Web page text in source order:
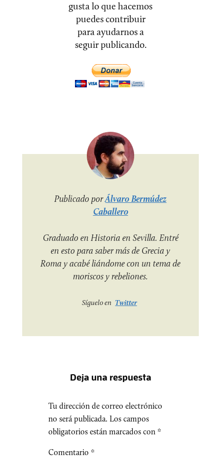
gusta lo que hacemos
puedes contribuir
para ayudarnos a
seguir publicando.
Publicado porÁlvaro Bermúdez
Caballero
Graduado en Historia en Sevilla. Entré
en esto para saber más de Grecia y
Roma y acabé liándome con un tema de
moriscos y rebeliones.
Síguelo en Twitter
Deja una respuesta
Tu dirección de correo electrónico
no será publicada. Los campos
obligatorios están marcados con *
Comentario *